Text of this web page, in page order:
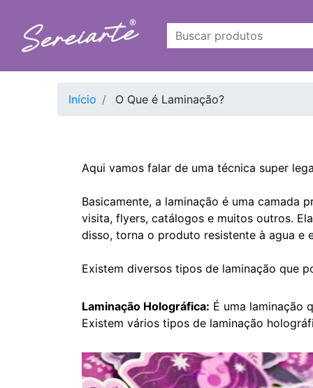
Início O Que é Laminação?
Aqui vamos falar de uma técnica super
Basicamente, a laminação é uma camada
visita, flyers, catálogos e muitos outros.
disso, torna o produto resistente à agua e
Existem diversos tipos de laminação que
Laminação Holográfica: É uma laminação
Existem vários tipos de laminação